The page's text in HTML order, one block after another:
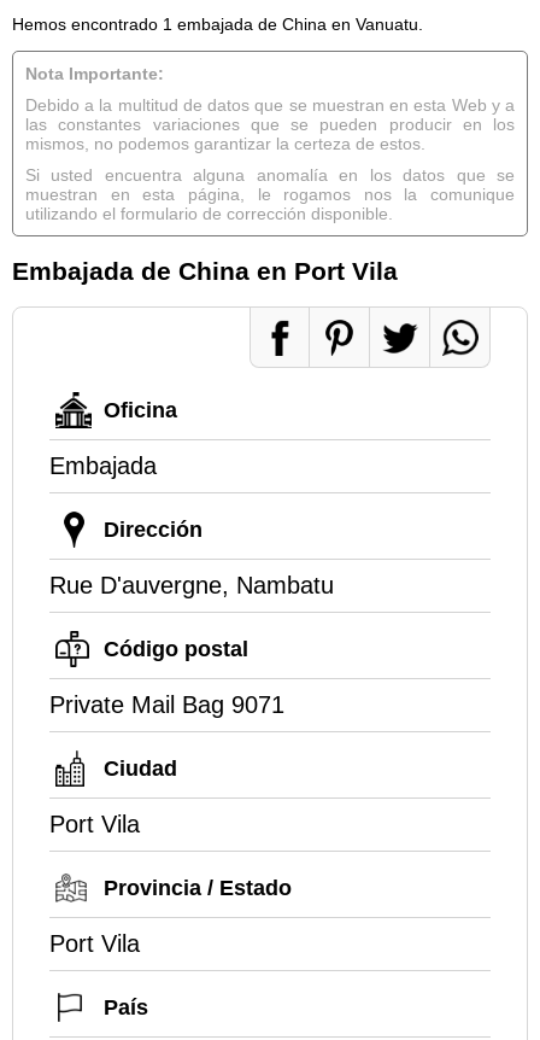
Hemos encontrado 1 embajada de China en Vanuatu.
Nota Importante:
Debido a la multitud de datos que se muestran en esta Web y a
las constantes variaciones que se pueden producir en los
mismos, no podemos garantizar la certeza de estos.
Si usted encuentra alguna anomalía en los datos que se
muestran en esta página, le rogamos nos la comunique
utilizando el formulario de corrección disponible.
Embajada de China en Port Vila
Oficina
Embajada
Dirección
Rue D'auvergne, Nambatu
Código postal
Private Mail Bag 9071
Ciudad
Port Vila
Provincia / Estado
Port Vila
País